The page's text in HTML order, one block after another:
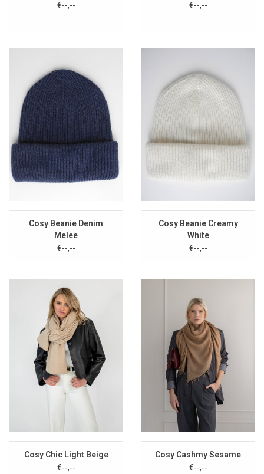
€--,--
€--,--
Cosy Beanie Denim
Melee
€--,--
Cosy Beanie Creamy
White
€--,--
Cosy Chic Light Beige
€--,--
Cosy Cashmy Sesame
€--,--